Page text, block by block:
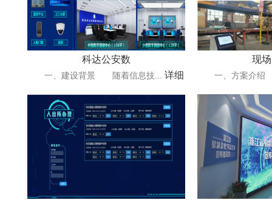
科达公安数
一、建设背景 随着信息技... 详细
现
一、方案介绍